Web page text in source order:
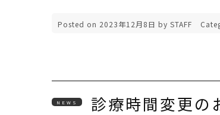
Posted on 2023年12月8日 by STAFF
NEWS 診療時間変更の